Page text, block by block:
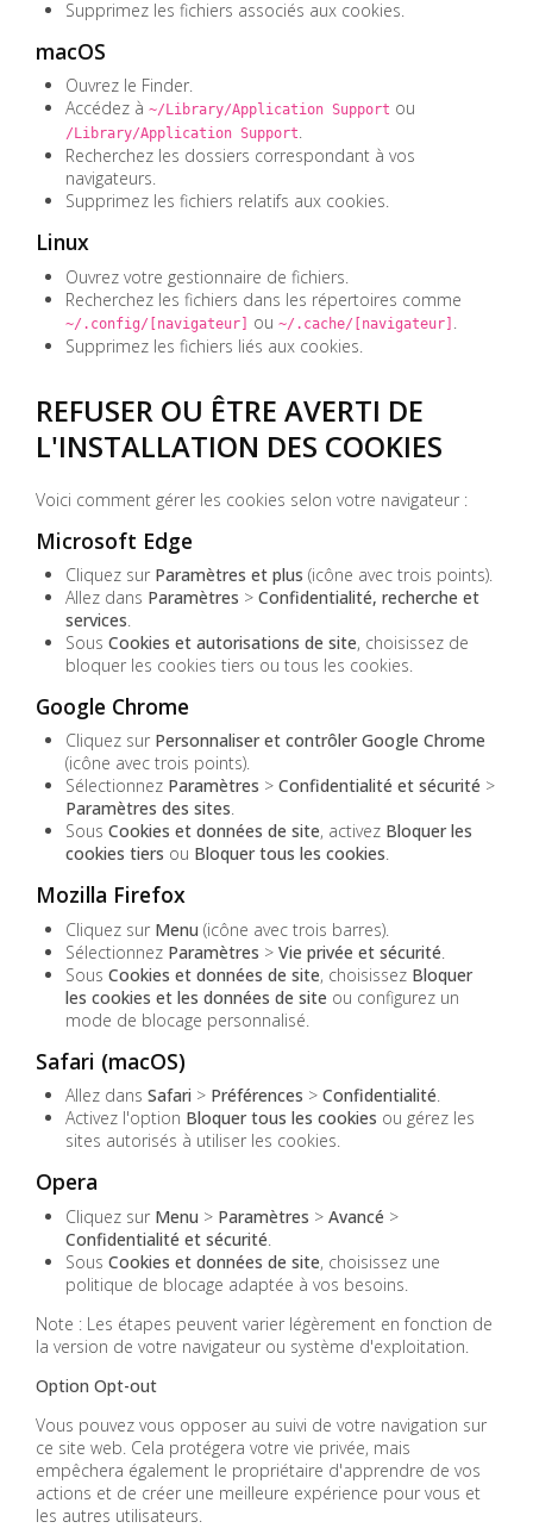
Supprimez les fichiers associés aux cookies.
macOS
Ouvrez le Finder.
Accédez à~/Library/Application Support ou
/Library/Application Support.
Recherchez les dossiers correspondant à vos
navigateurs.
Supprimez les fichiers relatifs aux cookies.
Linux
Ouvrez votre gestionnaire de fichiers.
Recherchez les fichiers dans les répertoires comme
~/.config/[navigateur] ou~/.cache/[navigateur]
Supprimez les fichiers liés aux cookies.
REFUSER OU ÊTRE AVERTI DE
L'INSTALLATION DES COOKIES
Voici comment gérer les cookies selon votre navigateur :
Microsoft Edge
Cliquez sur Paramètres et plus (icône avec trois points).
Allez dans Paramètres >Confidentialité, recherche et
services.
SousCookies et autorisations de site, choisissez de
bloquer les cookies tiers ou tous les cookies.
Google Chrome
Cliquez sur Personnaliser et contrôler Google Chrome
(icône avec trois points).
Sélectionnez Paramètres >Confidentialité et sécurité >
Paramètres des sites.
SousCookies et données de site, activez Bloquer les
cookies tiers ou Bloquer tous les cookies.
Mozilla Firefox
Cliquez sur Menu (icône avec trois barres).
Sélectionnez Paramètres >Vie privée et sécurité
SousCookies et données de site, choisissez Bloquer
les cookies et les données de site ou configurez un
mode de blocage personnalisé.
Safari (macOS)
Allez dansSafari > Préférences >Confidentialité.
Activez l'option Bloquer tous les cookies ou gérez les
sites autorisés à utiliser les cookies.
Opera
Cliquez sur Menu > Paramètres >Avancé >
Confidentialité et sécurité
SousCookies et données de site, choisissez une
politique de blocage adaptée à vos besoins.
Note : Les étapes peuvent varier légèrement en fonction de
la version de votre navigateur ou système d'exploitation.
Option Opt-out
Vous pouvez vous opposer au suivi de votre navigation sur
ce site web. Cela protégera votre vie privée, mais
empêchera également le propriétaire d'apprendre de vos
actions et de créer une meilleure expérience pour vous et
les autres utilisateurs.